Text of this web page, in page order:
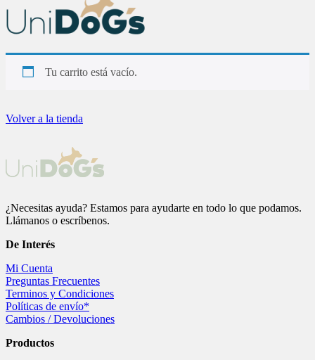
Tu carrito está vacío.
Volver a la tienda
¿Necesitas ayuda? Estamos para ayudarte en todo lo que podamos.
Llámanos o escríbenos.
De Interés
Mi Cuenta
Preguntas Frecuentes
Terminos y Condiciones
Políticas de envío*
Cambios / Devoluciones
Productos